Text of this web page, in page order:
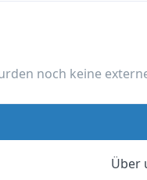
noch keine
Über